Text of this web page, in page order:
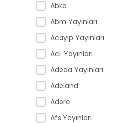
Abka
Abm Yayınları
Acayip Yayınları
Acil Yayınları
Adeda Yayınları
Adeland
Adore
Afs Yayınları